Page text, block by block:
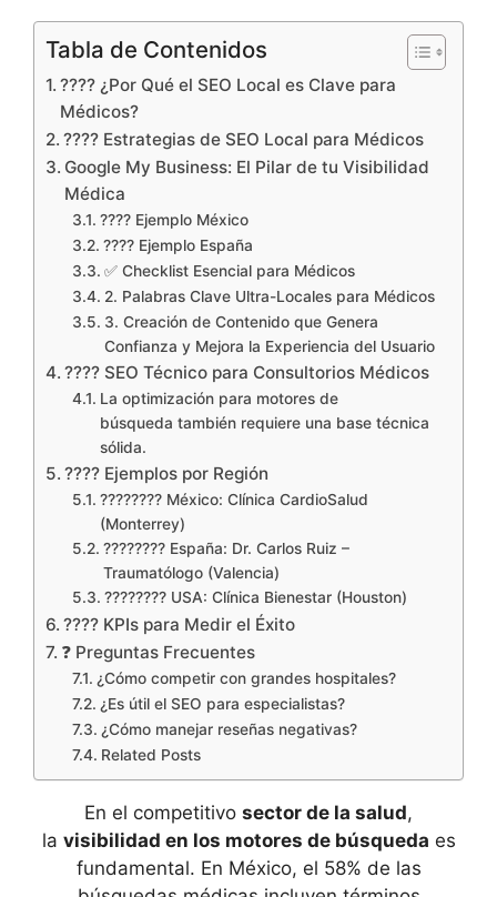
Tabla de Contenidos
???? ¿Por Qué el SEO Local es Clave para
Médicos?
???? Estrategias de SEO Local para Médicos
Google My Business: El Pilar de tu Visibilidad
Médica
???? Ejemplo México
???? Ejemplo España
✅ Checklist Esencial para Médicos
2. Palabras Clave Ultra-Locales para Médicos
3. Creación de Contenido que Genera
Confianza y Mejora la Experiencia del Usuario
???? SEO Técnico para Consultorios Médicos
La optimización para motores de
búsqueda también requiere una base técnica
sólida.
???? Ejemplos por Región
???????? México: Clínica CardioSalud
(Monterrey)
???????? España: Dr. Carlos Ruiz –
Traumatólogo (Valencia)
???????? USA: Clínica Bienestar (Houston)
???? KPIs para Medir el Éxito
❓ Preguntas Frecuentes
¿Cómo competir con grandes hospitales?
¿Es útil el SEO para especialistas?
¿Cómo manejar reseñas negativas?
Related Posts
En el competitivo sector de la salud,
la visibilidad en los motores de búsqueda es
fundamental. En México, el 58% de las